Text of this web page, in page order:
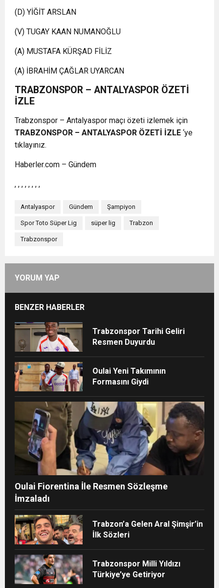
(D) YİĞİT ARSLAN
(V) TUGAY KAAN NUMANOĞLU
(A) MUSTAFA KÜRŞAD FİLİZ
(A) İBRAHİM ÇAĞLAR UYARCAN
TRABZONSPOR – ANTALYASPOR ÖZETİ
İZLE
Trabzonspor – Antalyaspor maçı özeti izlemek için
TRABZONSPOR – ANTALYASPOR ÖZETİ İZLE ‘ye
tıklayınız.
Haberler.com – Gündem
, , , , , , , ,
Antalyaspor Gündem Şampiyon
Spor Toto Süper Lig süper lig Trabzon
Trabzonspor
YORUM YAP
BENZER HABERLER
Trabzonspor Tarihi Geliri
Resmen Duyurdu
Oulai Yeni Takımının
Formasını Giydi
Oulai Fiorentina İle Resmen Sözleşme
İmzaladı
Trabzon’a Gelen Aral Şimşir’in
İlk Sözleri
Trabzonspor Milli Yıldızı
Türkiye’ye Getiriyor